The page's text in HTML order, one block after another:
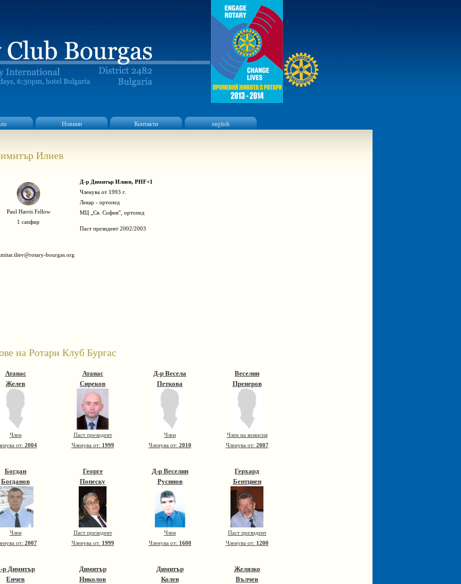
Новини Контакти english
Илиев
Paul Harris Fellow
1 сапфир
Д-р Димитър Илиев, PHF+1
Членува от 1993 г.
Лекар - ортопед
МЦ „Св. София”, ортопед
Паст президент 2002/2003
bourgas.org
на Ротари Клуб Бургас
Атанас
Желев
Член
от: 2004
Атанас
Сиреков
Паст президент
Членува от: 1999
Д-р Весела
Петкова
Член
Членува от: 2010
Веселин
Пренеров
Член на комисия
Членува от: 2007
Богдан
Богданов
Член
от: 2007
Георге
Попеску
Паст президент
Членува от: 1999
Д-р Веселин
Русинов
Член
Членува от: 1600
Герхард
Бентциен
Паст президент
Членува от: 1200
р Димитър
Енчев
Димитър
Николов
Димитър
Колев
Желязко
Вълчев